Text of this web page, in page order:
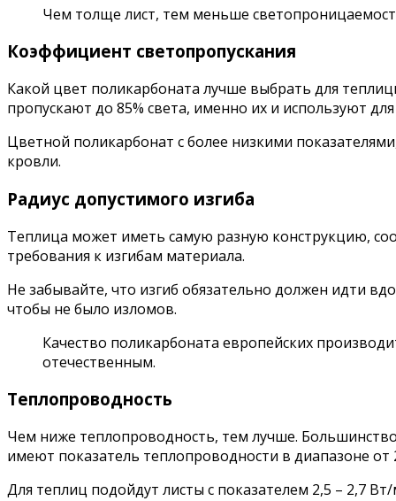
Чем толще лист, тем меньше
Коэффициент светопропускания
Какой цвет поликарбоната лучше выбрать для
пропускают до 85% света, именно их и используют
Цветной поликарбонат с более низкими
кровли.
Радиус допустимого изгиба
Теплица может иметь самую разную конструкцию,
требования к изгибам материала.
Не забывайте, что изгиб обязательно должен идти
чтобы не было изломов.
Качество поликарбоната европейских
отечественным.
Теплопроводность
Чем ниже теплопроводность, тем лучше.
имеют показатель теплопроводности в диапазоне от
Для теплиц подойдут листы с показателем 2,5 – 2,7